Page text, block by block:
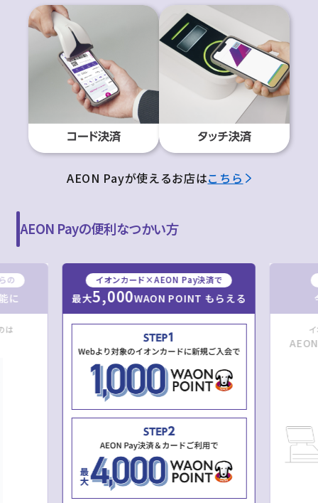
AEON Payが使えるお店はこちら
AEON Payの便利なつかい方
の
に
は
イオンカード×AEON Pay決済で
最大5,000WAON POINT もらえる